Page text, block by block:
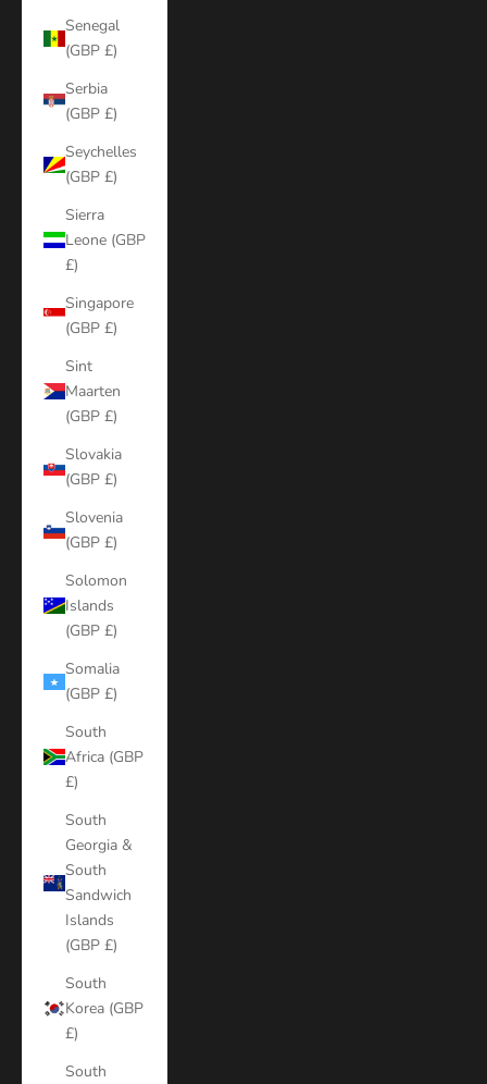
Senegal
(GBP £)
Serbia
(GBP £)
Seychelles
(GBP £)
Sierra
Leone (GBP
£)
Singapore
(GBP £)
Sint
Maarten
(GBP £)
Slovakia
(GBP £)
Slovenia
(GBP £)
Solomon
Islands
(GBP £)
Somalia
(GBP £)
South
Africa (GBP
£)
South
Georgia &
South
Sandwich
Islands
(GBP £)
South
Korea (GBP
£)
South